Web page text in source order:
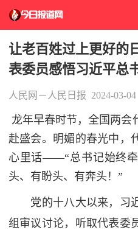
让老百姓过上更好
表委员感悟习近平总
人民网－人民日报 2024-03-04
龙年早春时节，全国两会
赴盛会。明媚的春光中，
心里话——“总书记始终
头、有盼头、有奔头！”
党的十八大以来，习近
组审议讨论，听取代表委